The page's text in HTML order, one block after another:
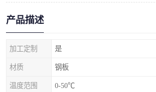
产品描述
加工定制 是
材质 钢板
温度范围 0-50℃